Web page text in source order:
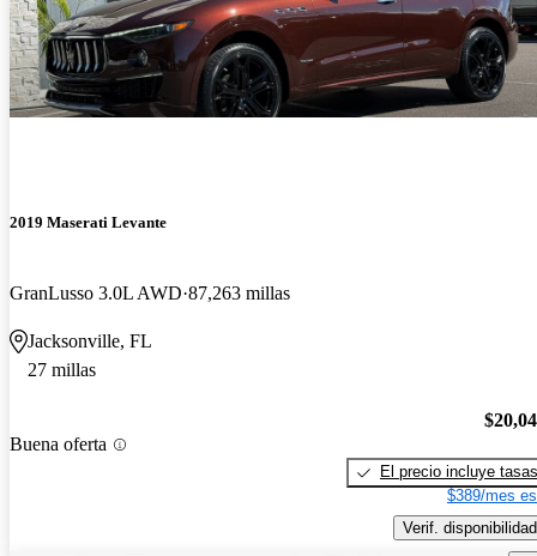
2019 Maserati Levante
GranLusso 3.0L AWD 87,263 millas
Jacksonville, FL
27 millas
Buena oferta
El precio incluye tasas
$389/mes
Verif. disponibilidad